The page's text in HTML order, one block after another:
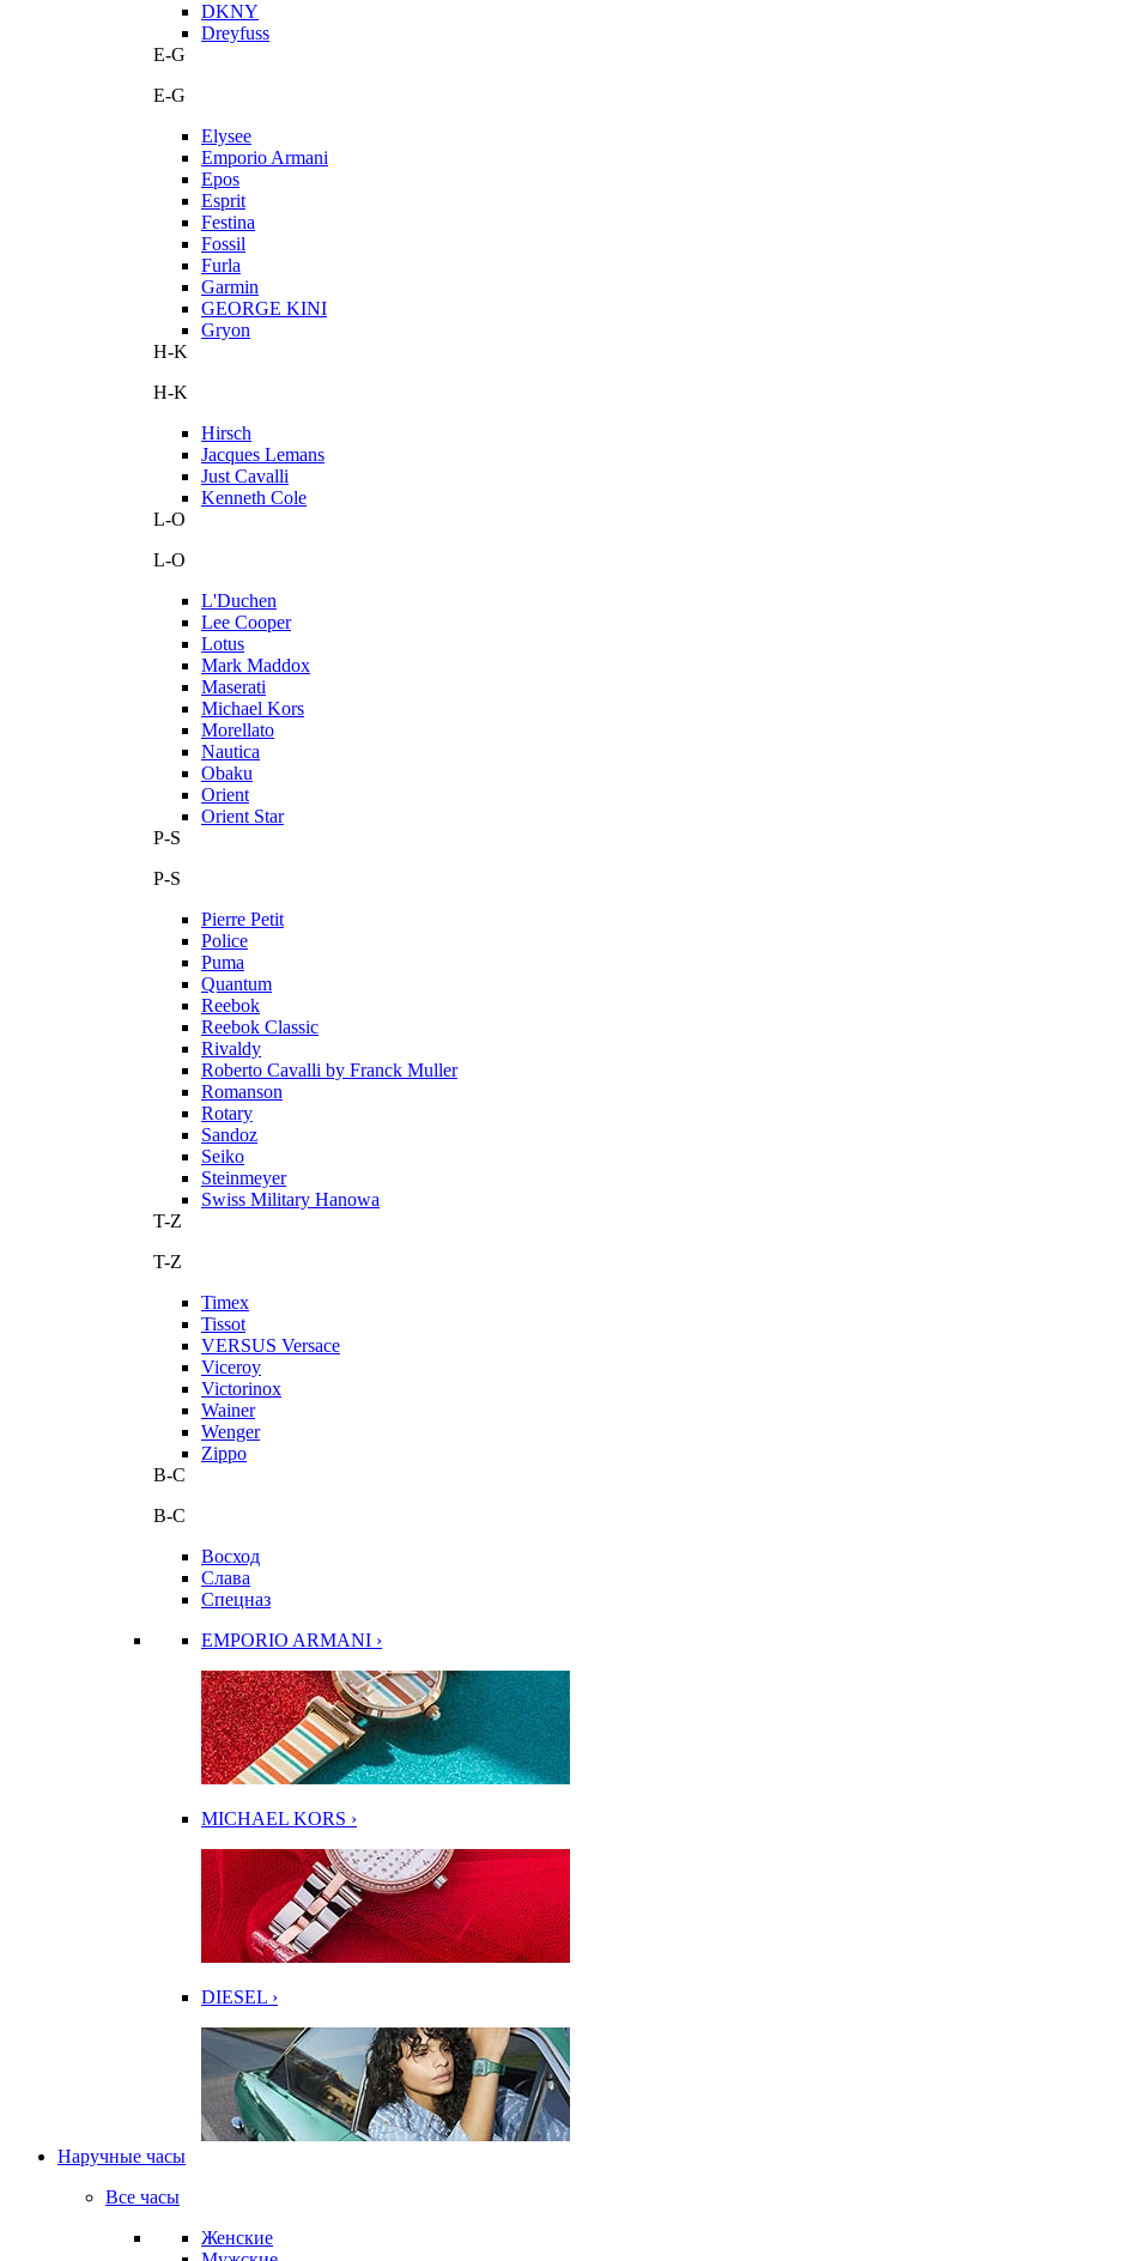
DKNY
Dreyfuss
E-G
E-G
Elysee
Emporio Armani
Epos
Esprit
Festina
Fossil
Furla
Garmin
GEORGE KINI
Gryon
H-K
H-K
Hirsch
Jacques Lemans
Just Cavalli
Kenneth Cole
L-O
L-O
L'Duchen
Lee Cooper
Lotus
Mark Maddox
Maserati
Michael Kors
Morellato
Nautica
Obaku
Orient
Orient Star
P-S
P-S
Pierre Petit
Police
Puma
Quantum
Reebok
Reebok Classic
Rivaldy
Roberto Cavalli by Franck Muller
Romanson
Rotary
Sandoz
Seiko
Steinmeyer
Swiss Military Hanowa
T-Z
T-Z
Timex
Tissot
VERSUS Versace
Viceroy
Victorinox
Wainer
Wenger
Zippo
В-С
В-С
Восход
Слава
Спецназ
EMPORIO ARMANI ›
MICHAEL KORS ›
DIESEL ›
Наручные часы
Все часы
Женские